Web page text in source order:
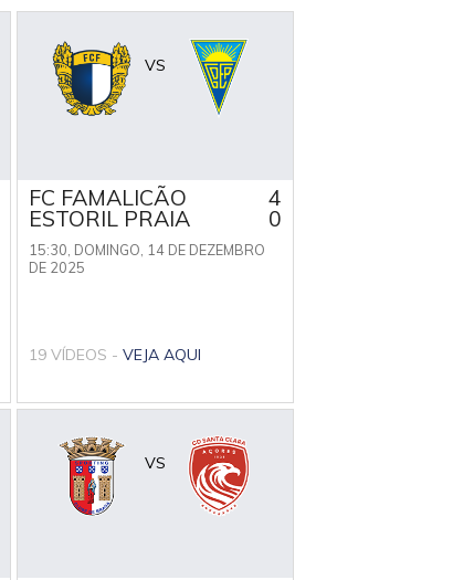
VS
FC FAMALICÃO 4
ESTORIL PRAIA 0
15:30, DOMINGO, 14 DE DEZEMBRO
DE 2025
19 VÍDEOS - VEJA AQUI
VS